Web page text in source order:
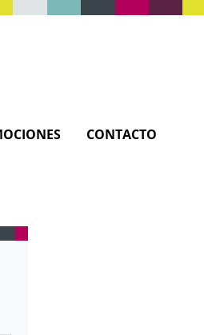
CONTACTO